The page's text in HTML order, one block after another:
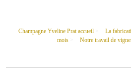
Champagne Yveline Prat accueil
La
mois> Notre travail de